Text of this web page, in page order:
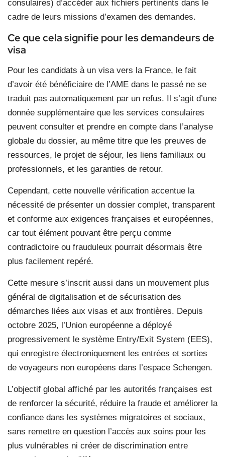
consulaires) d’accéder aux fichiers pertinents dans le
cadre de leurs missions d’examen des demandes.
Ce que cela signifie pour les demandeurs de
visa
Pour les candidats à un visa vers la France, le fait
d’avoir été bénéficiaire de l’AME dans le passé ne se
traduit pas automatiquement par un refus. Il s’agit d’une
donnée supplémentaire que les services consulaires
peuvent consulter et prendre en compte dans l’analyse
globale du dossier, au même titre que les preuves de
ressources, le projet de séjour, les liens familiaux ou
professionnels, et les garanties de retour.
Cependant, cette nouvelle vérification accentue la
nécessité de présenter un dossier complet, transparent
et conforme aux exigences françaises et européennes,
car tout élément pouvant être perçu comme
contradictoire ou frauduleux pourrait désormais être
plus facilement repéré.
Cette mesure s’inscrit aussi dans un mouvement plus
général de digitalisation et de sécurisation des
démarches liées aux visas et aux frontières. Depuis
octobre 2025, l’Union européenne a déployé
progressivement le système Entry/Exit System (EES),
qui enregistre électroniquement les entrées et sorties
de voyageurs non européens dans l’espace Schengen.
L’objectif global affiché par les autorités françaises est
de renforcer la sécurité, réduire la fraude et améliorer la
confiance dans les systèmes migratoires et sociaux,
sans remettre en question l’accès aux soins pour les
plus vulnérables ni créer de discrimination entre